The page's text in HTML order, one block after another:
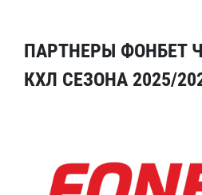
ПАРТНЕРЫ ФОНБЕТ
КХЛ СЕЗОНА 2025/